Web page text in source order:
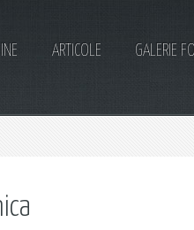
ARTICOLE GALERIE